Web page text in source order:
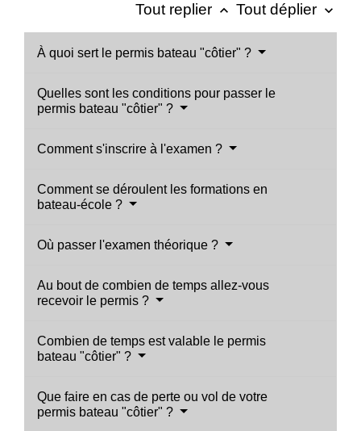
Tout replier keyboard_arrow_up Tout déplier keyboard_arrow_down
À quoi sert le permis bateau "côtier" ?
Quelles sont les conditions pour passer le
permis bateau "côtier" ?
Comment s'inscrire à l'examen ?
Comment se déroulent les formations en
bateau-école ?
Où passer l'examen théorique ?
Au bout de combien de temps allez-vous
recevoir le permis ?
Combien de temps est valable le permis
bateau "côtier" ?
Que faire en cas de perte ou vol de votre
permis bateau "côtier" ?